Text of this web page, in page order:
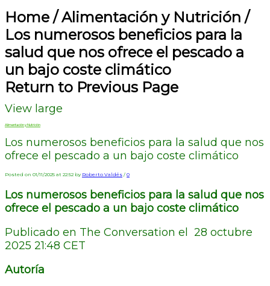
Home / Alimentación y Nutrición /
Los numerosos beneficios para la
salud que nos ofrece el pescado a
un bajo coste climático
Return to Previous Page
View large
Alimentación y Nutrición
Los numerosos beneficios para la salud que nos
ofrece el pescado a un bajo coste climático
Posted on 01/11/2025 at 22:52 by Roberto Valdés / 0
Los numerosos beneficios para la salud que nos
ofrece el pescado a un bajo coste climático
Publicado en The Conversation el 28 octubre
2025 21:48 CET
Autoría